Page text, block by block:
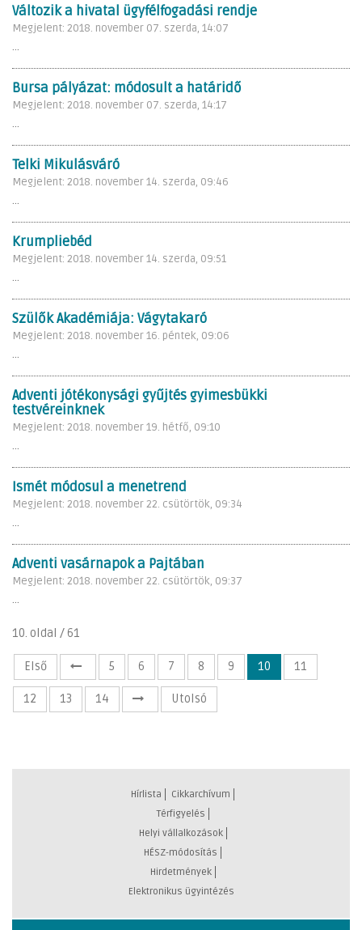
Változik a hivatal ügyfélfogadási rendje
Megjelent: 2018. november 07. szerda, 14:07
...
Bursa pályázat: módosult a határidő
Megjelent: 2018. november 07. szerda, 14:17
...
Telki Mikulásváró
Megjelent: 2018. november 14. szerda, 09:46
...
Krumpliebéd
Megjelent: 2018. november 14. szerda, 09:51
...
Szülők Akadémiája: Vágytakaró
Megjelent: 2018. november 16. péntek, 09:06
...
Adventi jótékonysági gyűjtés gyimesbükki
testvéreinknek
Megjelent: 2018. november 19. hétfő, 09:10
...
Ismét módosul a menetrend
Megjelent: 2018. november 22. csütörtök, 09:34
...
Adventi vasárnapok a Pajtában
Megjelent: 2018. november 22. csütörtök, 09:37
...
10. oldal / 61
Első 5 6 7 8 9 10 11
12 13 14 Utolsó
Hírlista
Cikkarchívum
Térfigyelés
Helyi vállalkozások
HÉSZ-módosítás
Hirdetmények
Elektronikus ügyintézés